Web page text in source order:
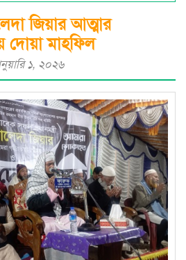
ফর নিউট্রিশন, এন্টারপ্রেনরশিপ
জিয়ার আত্মার
দোয়া মাহফিল
১, ২০২৬